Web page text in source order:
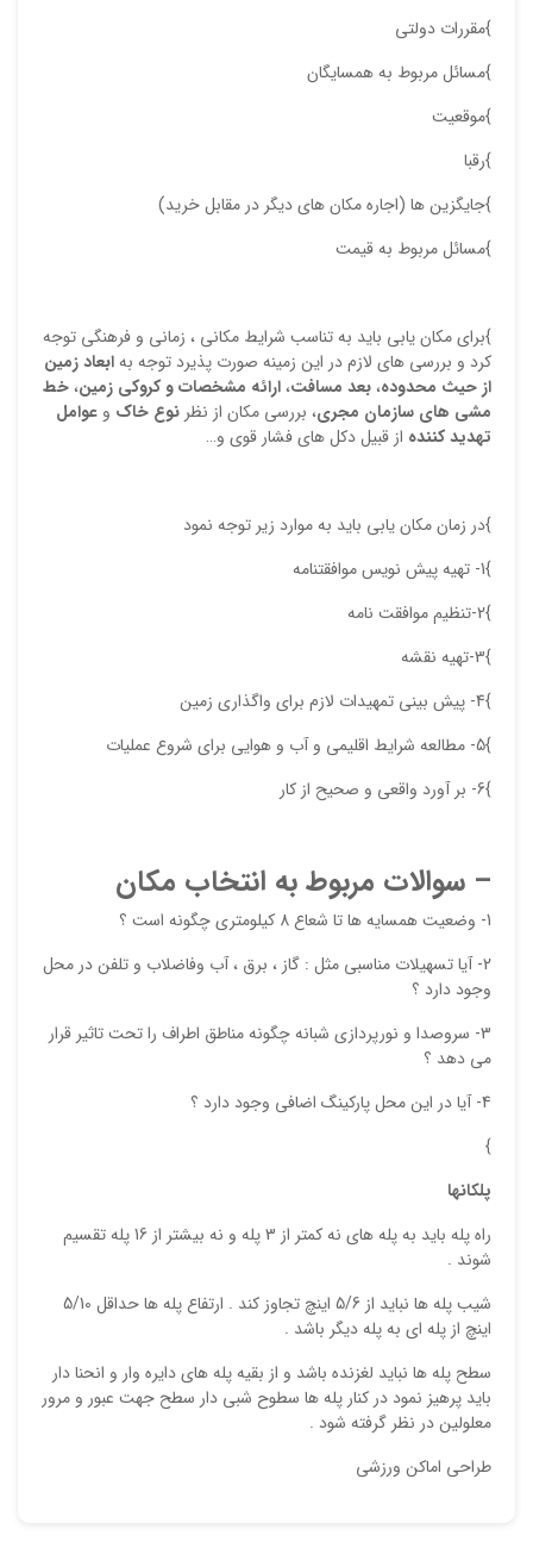
}مقررات دولتی
}مسائل مربوط به همسایگان
}موقعیت
}رقبا
}جایگزین ها (اجاره مکان های دیگر در مقابل خرید)
}مسائل مربوط به قیمت
}برای مکان یابی باید به تناسب شرایط مکانی ، زمانی و فرهنگی توجه
کرد و بررسی های لازم در این زمینه صورت پذیرد توجه بهابعاد زمین
از حیث محدوده، بعد مسافت، ارائه مشخصات و کروکی زمین، خط
مشی های سازمان مجری، بررسی مکان از نظر نوع خاک و عوامل
تهدید کننده از قبیل دکل های فشار قوی و…
}در زمان مکان یابی باید به موارد زیر توجه نمود
}1- تهیه پیش نویس موافقتنامه
}2-تنظیم موافقت نامه
}3-تهیه نقشه
}4- پیش بینی تمهیدات لازم برای واگذاری زمین
}5- مطالعه شرایط اقلیمی و آب و هوایی برای شروع عملیات
}6- بر آورد واقعی و صحیح از کار
– سوالات مربوط به انتخاب مکان
1- وضعیت همسایه ها تا شعاع 8 کیلومتری چگونه است ؟
2- آیا تسهیلات مناسبی مثل : گاز ، برق ، آب وفاضلاب و تلفن در محل
وجود دارد ؟
3- سروصدا و نورپردازی شبانه چگونه مناطق اطراف را تحت تاثیر قرار
می دهد ؟
4- آیا در این محل پارکینگ اضافی وجود دارد ؟
}
پلکانها
راه پله باید به پله های نه کمتر از 3 پله و نه بیشتر از 16 پله تقسیم
شوند .
شیب پله ها نباید از 5/6 اینچ تجاوز کند . ارتفاع پله ها حداقل 5/10
اینچ از پله ای به پله دیگر باشد .
سطح پله ها نباید لغزنده باشد و از بقیه پله های دایره وار و انحنا دار
باید پرهیز نمود در کنار پله ها سطوح شبی دار سطح جهت عبور و مرور
معلولین در نظر گرفته شود .
طراحی اماکن ورزشی